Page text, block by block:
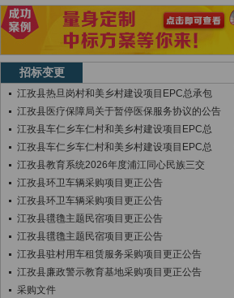
招标变更
江孜县热旦岗村和美乡村建设项目EPC总承包
江孜县医疗保障局关于暂停医保服务协议的公告
江孜县车仁乡车仁村和美乡村建设项目EPC总
江孜县车仁乡车仁村和美乡村建设项目EPC总
江孜县教育系统2026年度浦江同心民族三交
江孜县环卫车辆采购项目更正公告
江孜县环卫车辆采购项目更正公告
江孜县氆氇主题民宿项目更正公告
江孜县氆氇主题民宿项目更正公告
江孜县驻村用车租赁服务采购项目更正公告
江孜县廉政警示教育基地采购项目更正公告
采购文件